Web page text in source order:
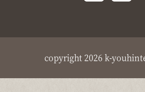
copyright 2026 k-